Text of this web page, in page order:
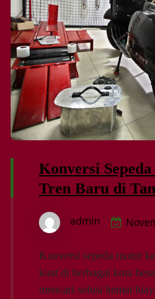
Konversi
Tren Baru di
admin
Konversi sepeda motor
kuat di berbagai kota
mencari solusi hemat